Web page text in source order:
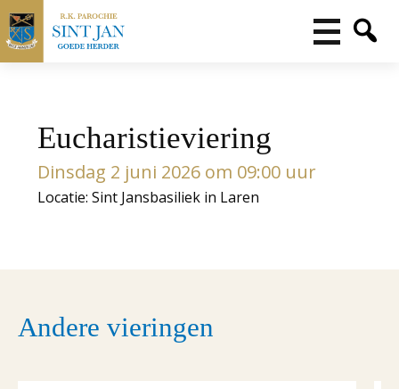
Eucharistieviering
Dinsdag 2 juni 2026 om 09:00 uur
Locatie: Sint Jansbasiliek in Laren
Andere vieringen